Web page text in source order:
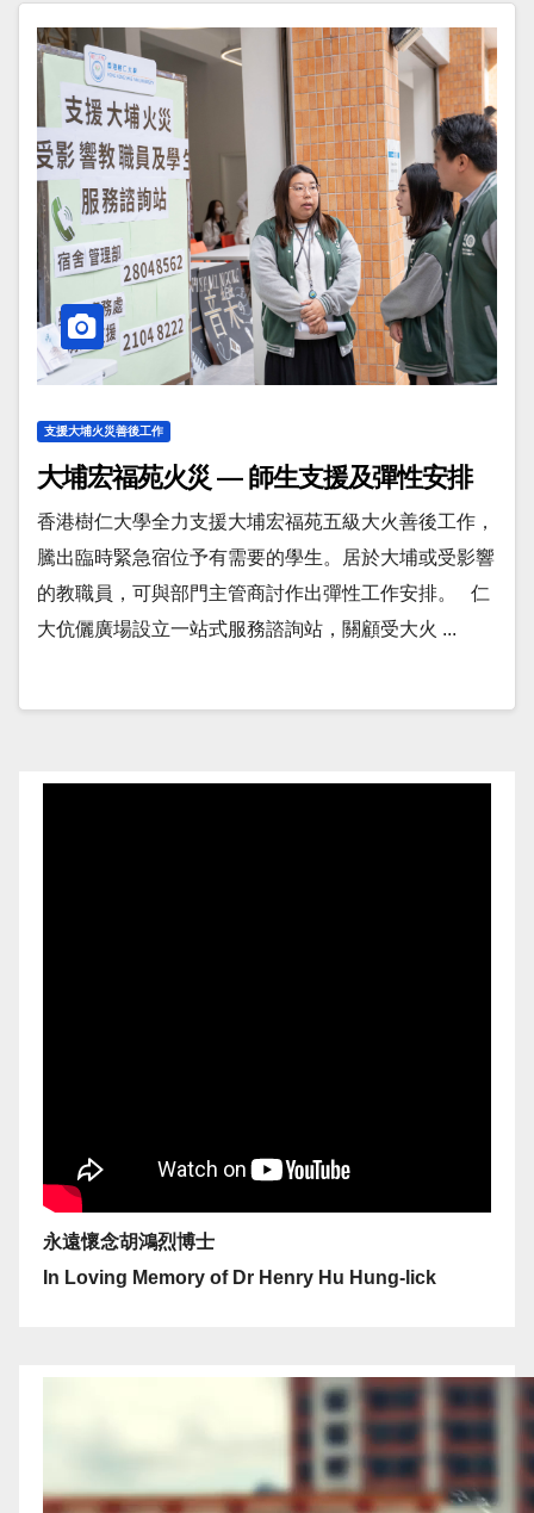
支援大埔火災善後工作
大埔宏福苑火災 — 師生支援及彈性安排
香港樹仁大學全力支援大埔宏福苑五級大火善後工作，
騰出臨時緊急宿位予有需要的學生。居於大埔或受影響
的教職員，可與部門主管商討作出彈性工作安排。 仁
大伉儷廣場設立一站式服務諮詢站，關顧受大火 ...
永遠懷念胡鴻烈博士
In Loving Memory of Dr Henry Hu Hung-lick